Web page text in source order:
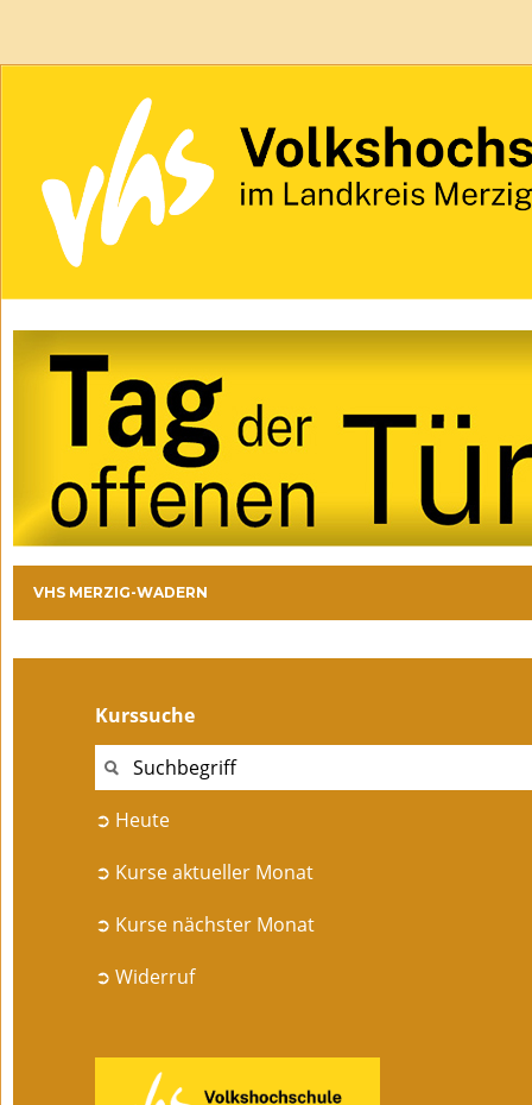
VHS MERZIG-WADERN
Kurssuche
➲ Heute
➲ Kurse aktueller Monat
➲ Kurse nächster Monat
➲ Widerruf